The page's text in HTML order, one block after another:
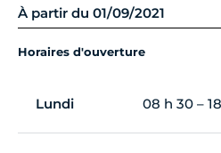
À partir du 01/09/2021
Horaires d'ouverture
Lundi 08 h 30 –